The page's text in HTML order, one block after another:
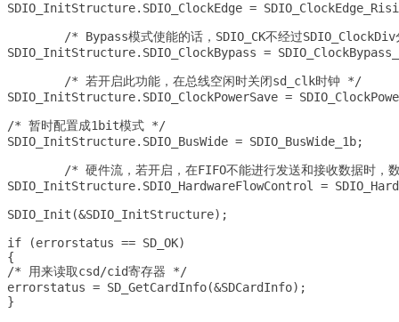
SDIO_InitStructure.SDIO_ClockEdge =
SDIO_InitStructure.SDIO_ClockBypass =
SDIO_InitStructure.SDIO_ClockPowerSave =
/* 暂时配置成1bit模式 */
SDIO_InitStructure.SDIO_BusWide = SDIO_BusWide_1b;
SDIO_InitStructure.SDIO_HardwareFlowControl =
SDIO_Init(&SDIO_InitStructure);
if (errorstatus == SD_OK)
{
/* 用来读取csd/cid寄存器 */
errorstatus = SD_GetCardInfo(&SDCardInfo);
}